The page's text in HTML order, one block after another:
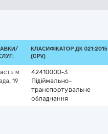
КЛАСИФІКАТОР ДК 021:2015
(CPV)
м.
19
42410000-3
Підіймально-
транспортувальне
обладнання